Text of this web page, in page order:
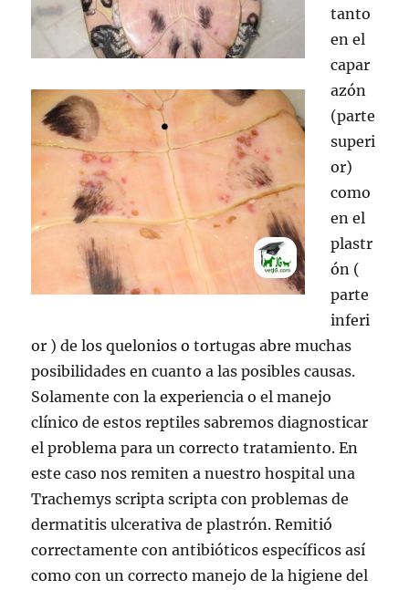
tanto
en el
capar
azón
(parte
superi
or)
como
en el
plastr
ón (
parte
inferi
or ) de los quelonios o tortugas abre muchas
posibilidades en cuanto a las posibles causas.
Solamente con la experiencia o el manejo
clínico de estos reptiles sabremos diagnosticar
el problema para un correcto tratamiento. En
este caso nos remiten a nuestro hospital una
Trachemys scripta scripta con problemas de
dermatitis ulcerativa de plastrón. Remitió
correctamente con antibióticos específicos así
como con un correcto manejo de la higiene del